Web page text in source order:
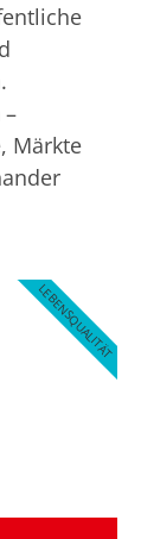
–
Märkte
LEBENSQUALITÄT